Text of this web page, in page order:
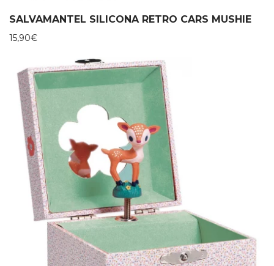
SALVAMANTEL SILICONA RETRO CARS MUSHIE
15,90€